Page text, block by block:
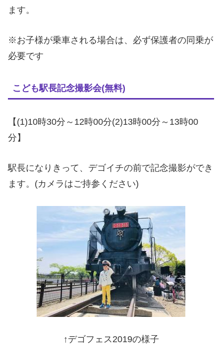
ます。
※お子様が乗車される場合は、必ず保護者の同乗が
必要です
こども駅長記念撮影会(無料)
【(1)10時30分～12時00分(2)13時00分～13時00
分】
駅長になりきって、デゴイチの前で記念撮影ができ
ます。(カメラはご持参ください)
↑デゴフェス2019の様子